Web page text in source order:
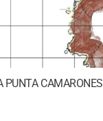
PUNTA CAMARONES